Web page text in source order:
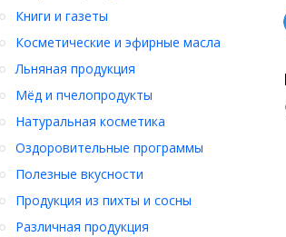
Книги и газеты
Косметические и эфирные масла
Льняная продукция
Мёд и пчелопродукты
Натуральная косметика
Оздоровительные программы
Полезные вкусности
Продукция из пихты и сосны
Различная продукция